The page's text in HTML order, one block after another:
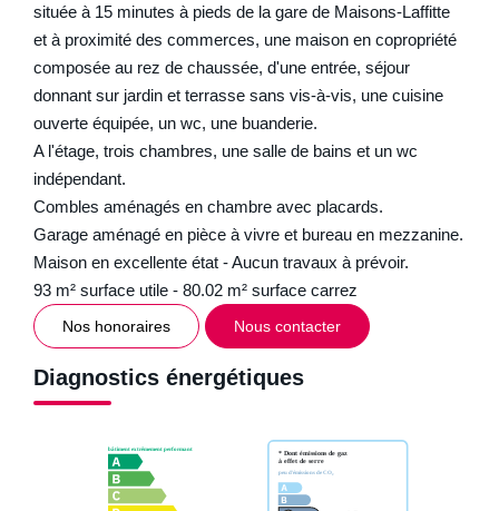
située à 15 minutes à pieds de la gare de Maisons-Laffitte
et à proximité des commerces, une maison en copropriété
composée au rez de chaussée, d'une entrée, séjour
donnant sur jardin et terrasse sans vis-à-vis, une cuisine
ouverte équipée, un wc, une buanderie.
A l'étage, trois chambres, une salle de bains et un wc
indépendant.
Combles aménagés en chambre avec placards.
Garage aménagé en pièce à vivre et bureau en mezzanine.
Maison en excellente état - Aucun travaux à prévoir.
93 m² surface utile - 80.02 m² surface carrez
Nos honoraires Nous contacter
Diagnostics énergétiques